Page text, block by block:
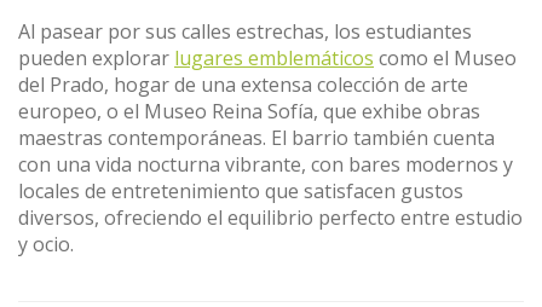
Al pasear por sus calles estrechas, los estudiantes
pueden explorar lugares emblemáticos como el Museo
del Prado, hogar de una extensa colección de arte
europeo, o el Museo Reina Sofía, que exhibe obras
maestras contemporáneas. El barrio también cuenta
con una vida nocturna vibrante, con bares modernos y
locales de entretenimiento que satisfacen gustos
diversos, ofreciendo el equilibrio perfecto entre estudio
y ocio.